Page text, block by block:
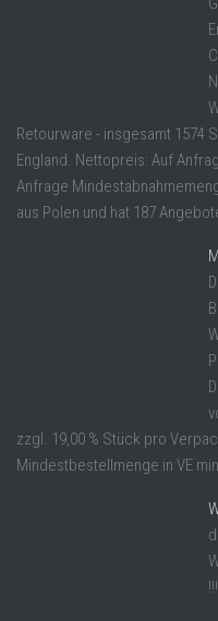
Retourware - insgesamt 1574
England. Nettopreis: Auf
Anfrage
aus Polen und hat 187
zzgl. 19,00 % Stück pro
Mindestbestellmenge in VE